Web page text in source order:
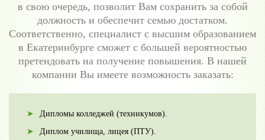
в свою очередь, позволит Вам сохранить за собой
должность и обеспечит семью достатком.
Соответственно, специалист с высшим образованием
в Екатеринбурге сможет с большей вероятностью
претендовать на получение повышения. В нашей
компании Вы имеете возможность заказать:
Дипломы колледжей (техникумов).
Диплом училища, лицея (ПТУ).